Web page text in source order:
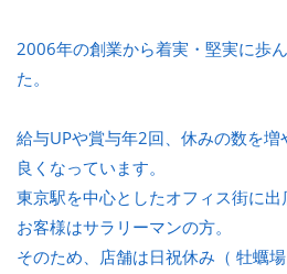
2006年の創業から着実・堅実に歩
た。
給与UPや賞与年2回、休みの数を増
良くなっています。
東京駅を中心としたオフィス街に
お客様はサラリーマンの方。
そのため、店舗は日祝休み（ 牡蠣